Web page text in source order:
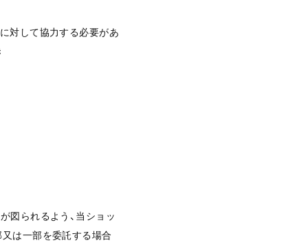
対して協力する必要があ
図られるよう、当ショッ
又は一部を委託する場合